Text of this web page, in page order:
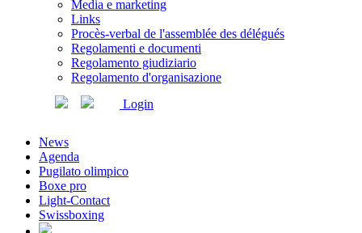
Media e marketing
Links
Procès-verbal de l'assemblée des délégués
Regolamenti e documenti
Regolamento giudiziario
Regolamento d'organisazione
Login
News
Agenda
Pugilato olimpico
Boxe pro
Light-Contact
Swissboxing